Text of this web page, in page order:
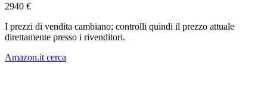
2940 €
I prezzi di vendita cambiano; controlli quindi il prezzo attuale
direttamente presso i rivenditori.
Amazon.it cerca